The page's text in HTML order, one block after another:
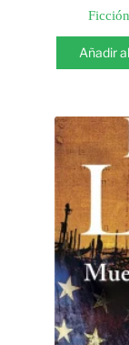
Añadir